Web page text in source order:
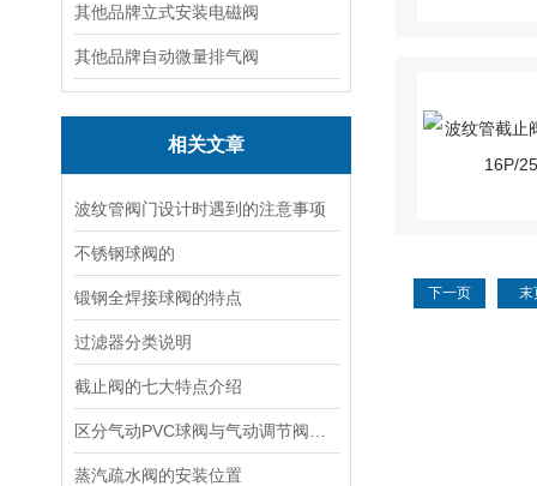
其他品牌立式安装电磁阀
其他品牌自动微量排气阀
相关文章
波纹管阀门设计时遇到的注意事项
不锈钢球阀的
锻钢全焊接球阀的特点
过滤器分类说明
截止阀的七大特点介绍
蒸汽疏水阀的安装位置
下一页 末